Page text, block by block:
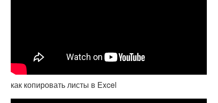
как копировать листы в Excel